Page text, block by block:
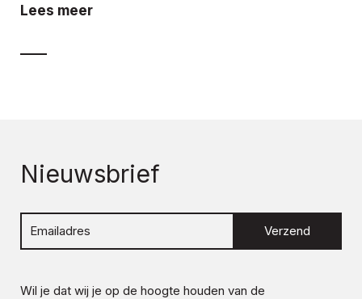
Lees meer
Nieuwsbrief
Verzend
Wil je dat wij je op de hoogte houden van de